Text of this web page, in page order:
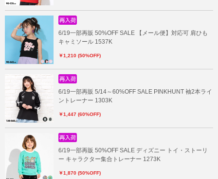
6/19一部再販 50%OFF SALE 【メール便】対応可 肩ひも
キャミソール 1537K
￥1,210 (50%OFF)
6/19一部再販 5/14～60%OFF SALE PINKHUNT 袖2本ライ
ントレーナー 1303K
￥1,447 (60%OFF)
6/19一部再販 50%OFF SALE ディズニー トイ・ストーリ
ー キャラクター集合トレーナー 1273K
￥1,870 (50%OFF)